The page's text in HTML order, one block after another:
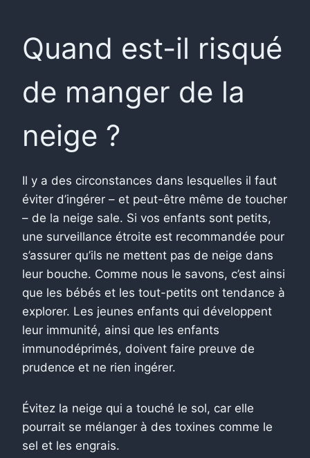
Quand est-il risqué
de manger de la
neige ?
Il y a des circonstances dans lesquelles il faut
éviter d’ingérer – et peut-être même de toucher
– de la neige sale. Si vos enfants sont petits,
une surveillance étroite est recommandée pour
s’assurer qu’ils ne mettent pas de neige dans
leur bouche. Comme nous le savons, c’est ainsi
que les bébés et les tout-petits ont tendance à
explorer. Les jeunes enfants qui développent
leur immunité, ainsi que les enfants
immunodéprimés, doivent faire preuve de
prudence et ne rien ingérer.
Évitez la neige qui a touché le sol, car elle
pourrait se mélanger à des toxines comme le
sel et les engrais.